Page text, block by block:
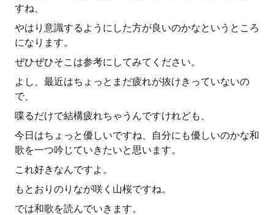
すね、
やはり意識するようにした方が良いのかなというところ
になります。
ぜひぜひそこは参考にしてみてください。
よし、最近はちょっとまだ疲れが抜けきっていないの
で、
喋るだけで結構疲れちゃうんですけれども、
今日はちょっと優しいですね、自分にも優しいのかな和
歌を一つ吟じていきたいと思います。
これ好きなんですよ。
もとおりのりなが咲く山桜ですね。
では和歌を読んでいきます。